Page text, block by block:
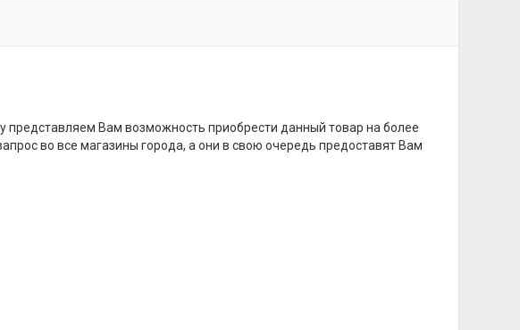
Вам возможность приобрести данный товар на более
во все магазины города, а они в свою очередь предоставят Вам